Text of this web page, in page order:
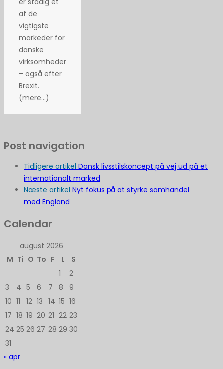
er stadig et
af de
vigtigste
markeder for
danske
virksomheder
– også efter
Brexit.
(mere…)
Post navigation
Tidligere artikel Dansk livsstilskoncept på vej ud på et
internationalt marked
Næste artikel Nyt fokus på at styrke samhandel
med England
Calendar
august 2026
M Ti O To F L
S
1
2
3
4 5 6 7 8
9
10 11 12 13 14 15 16
17 18 19 20 21 22 23
24 25 26 27 28 29 30
31
« apr